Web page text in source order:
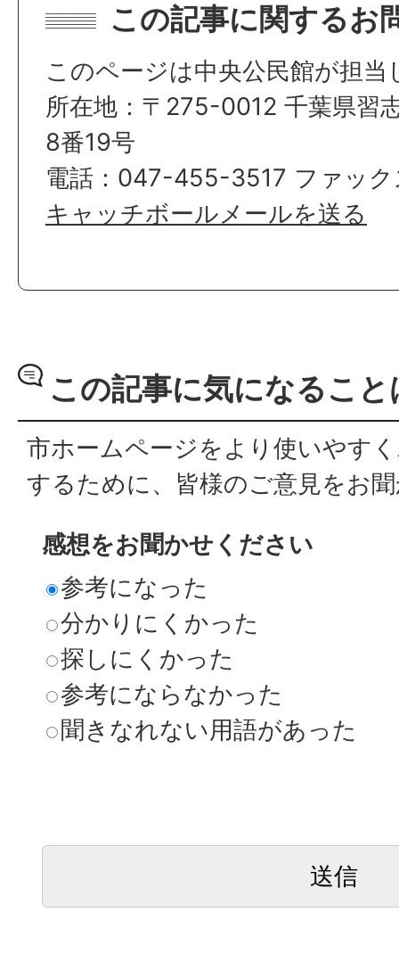
この記事に関するお
このページは中央公民館が担当
所在地：〒275-0012 千葉県習
8番19号
電話：047-455-3517 ファッ
キャッチボールメールを送る
この記事に気になるこ
市ホームページをより使いやす
するために、皆様のご意見をお
感想をお聞かせください
参考になった
分かりにくかった
探しにくかった
参考にならなかった
聞きなれない用語があった